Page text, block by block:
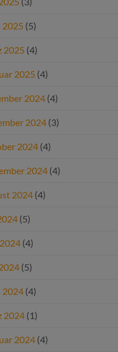
(5)
2025 (4)
2025 (4)
2024 (4)
2024 (3)
2024 (4)
2024 (4)
2024 (4)
(5)
(4)
(5)
2024 (4)
2024 (1)
2024 (4)